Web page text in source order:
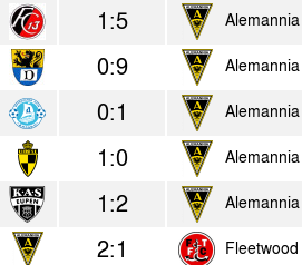
1:5
0:9
0:1
1:0
1:2
2:1